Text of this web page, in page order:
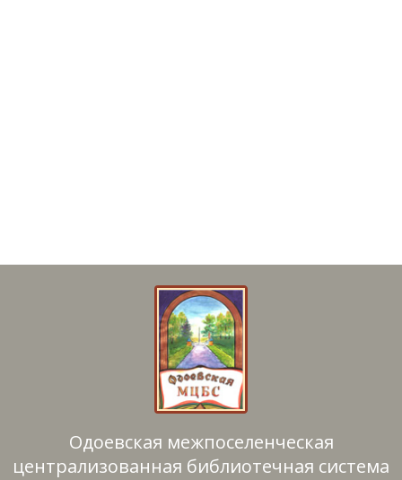
Одоевская межпоселенческая
централизованная библиотечная система